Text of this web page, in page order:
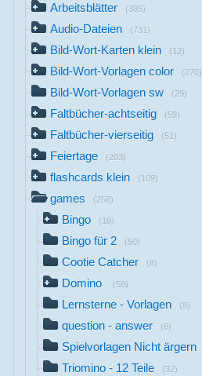
Arbeitsblätter (385)
Audio-Dateien (731)
Bild-Wort-Karten klein (12)
Bild-Wort-Vorlagen color (270)
Bild-Wort-Vorlagen sw (29)
Faltbücher-achtseitig (59)
Faltbücher-vierseitig (51)
Feiertage (203)
flashcards klein (109)
games (258)
Bingo (18)
Bingo für 2 (50)
Cootie Catcher (8)
Domino (58)
Lernsterne - Vorlagen (8)
question - answer (6)
Spielvorlagen Nicht ärgern
Triomino - 12 Teile (32)